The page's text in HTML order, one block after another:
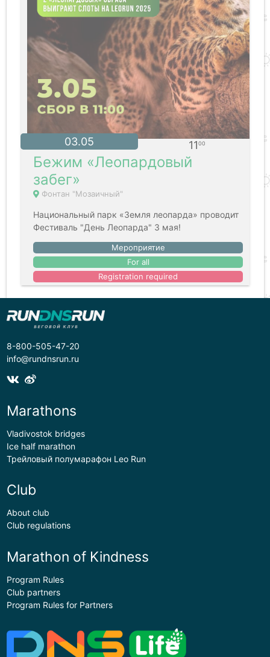
03.05 1100
Бежим «Леопардовый
забег»
Фонтан "Мозаичный"
Национальный парк «Земля леопарда» проводит
Фестиваль "День Леопарда" 3 мая!
Мероприятие
For all
Registration required
8-800-505-47-20
info@rundnsrun.ru
Marathons
Vladivostok bridges
Ice half marathon
Трейловый полумарафон Leo Run
Club
About club
Club regulations
Marathon of Kindness
Program Rules
Club partners
Program Rules for Partners